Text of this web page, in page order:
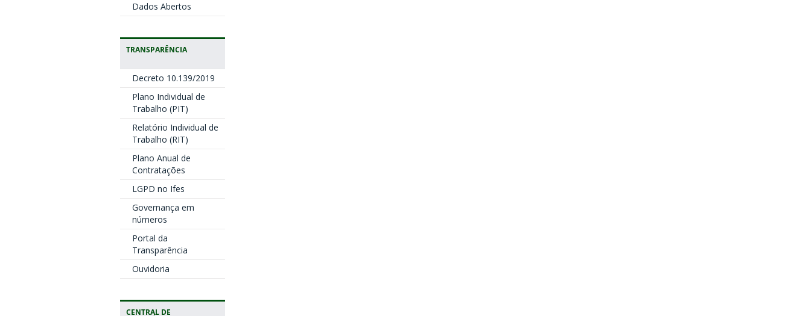
Dados Abertos
TRANSPARÊNCIA
Decreto 10.139/2019
Plano Individual de
Trabalho (PIT)
Relatório Individual de
Trabalho (RIT)
Plano Anual de
Contratações
LGPD no Ifes
Governança em
números
Portal da
Transparência
Ouvidoria
CENTRAL DE